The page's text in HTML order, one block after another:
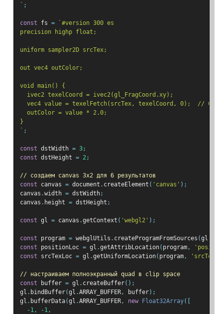
` ;
const fs =
`#version 300 es
precision highp float;
uniform sampler2D srcTex;
out vec4 outColor;
void main() {
  ivec2 texelCoord = ivec2(gl_FragCoord.xy);
vec4 value = texelFetch(srcTex, texelCoord, 0);  // 0 =
  outColor = value * 2.0;
}
` ;
const dstWidth = 3;
const dstHeight = 2;
// создаем canvas 3x2 для 6 результатов
const canvas = document . createElement ( 'canvas' );
canvas .width = dstWidth;
canvas . height = dstHeight ;
const gl = canvas .getContext ( 'webgl2' );
const program = webglUtils . createProgramFromSources (gl
const positionLoc = gl .getAttribLocation( program,
const srcTexLoc = gl .getUniformLocation( program, 'srcTex'
// настраиваем полноэкранный quad в clip space
const buffer = gl . createBuffer();
gl . bindBuffer(gl .ARRAY_BUFFER, buffer);
gl . bufferData(gl .ARRAY_BUFFER, new Float32Array([
-1, -1,